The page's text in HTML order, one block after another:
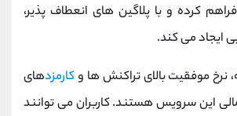
کرده و با پلاگین ‌های انعطاف‌ پذیر،
ایجاد می کند.
نرخ موفقیت بالای تراکنش ‌ها وکارمزدهای
این سرویس هستند. کاربران می ‌توانند